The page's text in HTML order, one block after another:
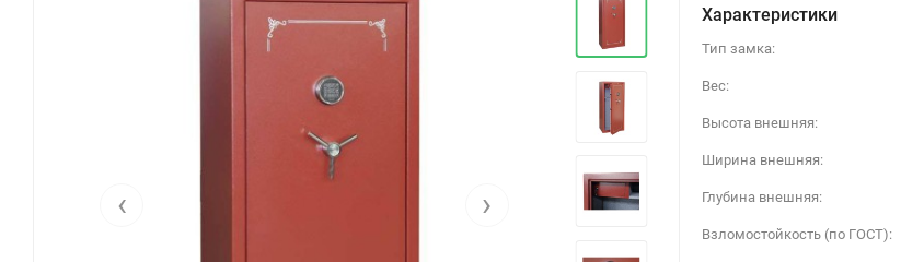
‹ ›
Характеристики
Тип замка:
Вес:
Высота внешняя:
Ширина внешняя:
Глубина внешняя:
Взломостойкость (по ГОСТ):